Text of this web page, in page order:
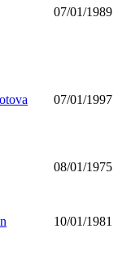
07/01/1989
07/01/1997
08/01/1975
10/01/1981